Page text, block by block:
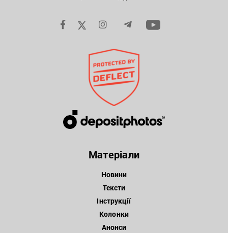
Матеріали
Новини
Тексти
Інструкції
Колонки
Анонси